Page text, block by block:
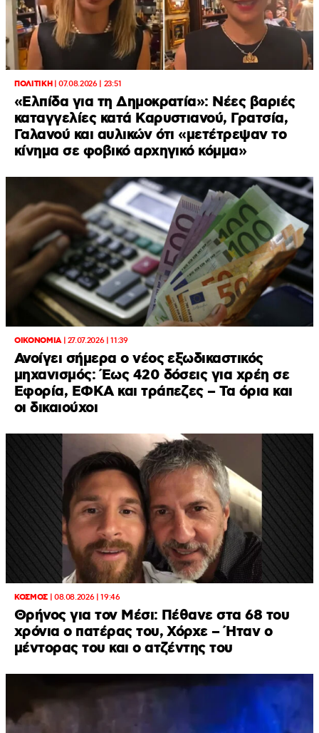
ΠΟΛΙΤΙΚΗ|07.08.2026 | 23:51
«Ελπίδα για τη Δημοκρατία»: Νέες βαριές
καταγγελίες κατά Καρυστιανού, Γρατσία,
Γαλανού και αυλικών ότι «μετέτρεψαν το
κίνημα σε φοβικό αρχηγικό κόμμα»
ΟΙΚΟΝΟΜΙΑ| 27.07.2026 | 11:39
Ανοίγει σήμερα ο νέος εξωδικαστικός
μηχανισμός: Έως 420 δόσεις για χρέη σε
Εφορία, ΕΦΚΑ και τράπεζες – Τα όρια και
οι δικαιούχοι
ΚΟΣΜΟΣ| 08.08.2026 | 19:46
Θρήνος για τον Μέσι: Πέθανε στα 68 του
χρόνια ο πατέρας του, Χόρχε – Ήταν ο
μέντορας του και ο ατζέντης του